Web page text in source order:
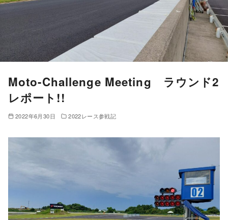
Moto-Challenge Meeting ラウンド2
レポート!!
2022年6月30日 2022レース参戦記